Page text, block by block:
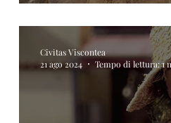
Civitas Viscontea
21 ago 2024
Tempo di lettura: 1